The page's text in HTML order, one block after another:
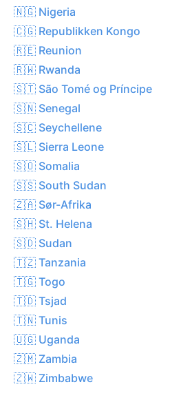
🇳🇬 Nigeria
🇨🇬 Republikken Kongo
🇷🇪 Reunion
🇷🇼 Rwanda
🇸🇹 São Tomé og Príncipe
🇸🇳 Senegal
🇸🇨 Seychellene
🇸🇱 Sierra Leone
🇸🇴 Somalia
🇸🇸 South Sudan
🇿🇦 Sør-Afrika
🇸🇭 St. Helena
🇸🇩 Sudan
🇹🇿 Tanzania
🇹🇬 Togo
🇹🇩 Tsjad
🇹🇳 Tunis
🇺🇬 Uganda
🇿🇲 Zambia
🇿🇼 Zimbabwe